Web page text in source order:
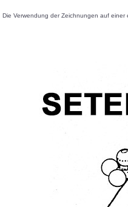
Die Verwendung der Zeichnungen auf